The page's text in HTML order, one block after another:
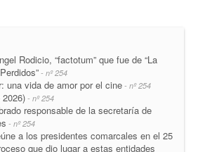
Rodicio, “factotum” que fue de “La
- nº 254
una vida de amor por el cine - nº 254
- nº 254
responsable de la secretaría de
- nº 254
a los presidentes comarcales en el 25
que dio lugar a estas entidades